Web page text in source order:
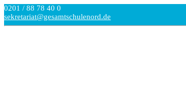
0201 / 88 78 40 0
sekretariat@gesamtschulenord.de